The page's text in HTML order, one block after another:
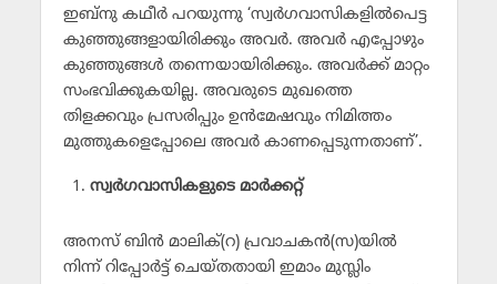
ഇബ്‌നു കഥീര്‍ പറയുന്നു ‘സ്വര്‍ഗവാസികളില്‍പെട്ട
കുഞ്ഞുങ്ങളായിരിക്കും അവര്‍. അവര്‍ എപ്പോഴും
കുഞ്ഞുങ്ങള്‍ തന്നെയായിരിക്കും. അവര്‍ക്ക് മാറ്റം
സംഭവിക്കുകയില്ല. അവരുടെ മുഖത്തെ
തിളക്കവും പ്രസരിപ്പും ഉന്‍മേഷവും നിമിത്തം
മുത്തുകളെപ്പോലെ അവര്‍ കാണപ്പെടുന്നതാണ്’.
സ്വര്‍ഗവാസികളുടെ മാര്‍ക്കറ്റ്
അനസ് ബിന്‍ മാലിക്(റ) പ്രവാചകന്‍(സ)യില്‍
നിന്ന് റിപ്പോര്‍ട്ട് ചെയ്തതായി ഇമാം മുസ്ലിം